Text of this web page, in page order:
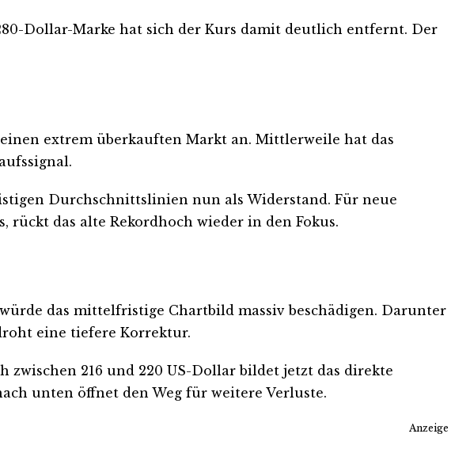
Dollar-Marke hat sich der Kurs damit deutlich entfernt. Der
extrem überkauften Markt an. Mittlerweile hat das
Durchschnittslinien nun als Widerstand. Für neue
rückt das alte Rekordhoch wieder in den Fokus.
das mittelfristige Chartbild massiv beschädigen. Darunter
eine tiefere Korrektur.
216 und 220 US-Dollar bildet jetzt das direkte
unten öffnet den Weg für weitere Verluste.
Anzeige